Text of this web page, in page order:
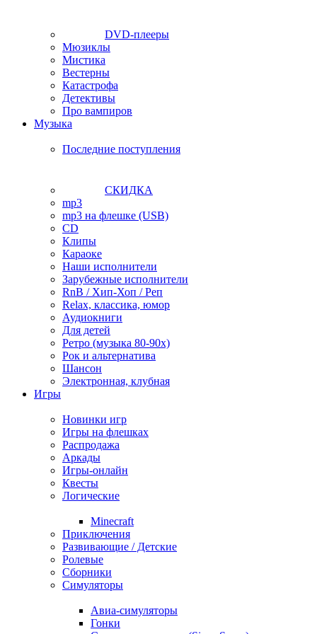
DVD-плееры
Мюзиклы
Мистика
Вестерны
Катастрофа
Детективы
Про вампиров
Музыка
Последние поступления
СКИДКА
mp3
mp3 на флешке (USB)
CD
Клипы
Караоке
Наши исполнители
Зарубежные исполнители
RnB / Хип-Хоп / Реп
Relax, классика, юмор
Аудиокниги
Для детей
Ретро (музыка 80-90х)
Рок и альтернатива
Шансон
Электронная, клубная
Игры
Новинки игр
Игры на флешках
Распродажа
Аркады
Игры-онлайн
Квесты
Логические
Minecraft
Приключения
Развивающие / Детские
Ролевые
Сборники
Симуляторы
Авиа-симуляторы
Гонки